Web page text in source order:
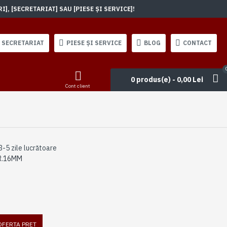
[SECRETARIAT] SAU [PIESE ȘI SERVICE]!
SECRETARIAT PIESE ȘI SERVICE BLOG CONTACT
Cont client
0 produs(e) - 0,00 Lei
5 zile lucrătoare
PRET